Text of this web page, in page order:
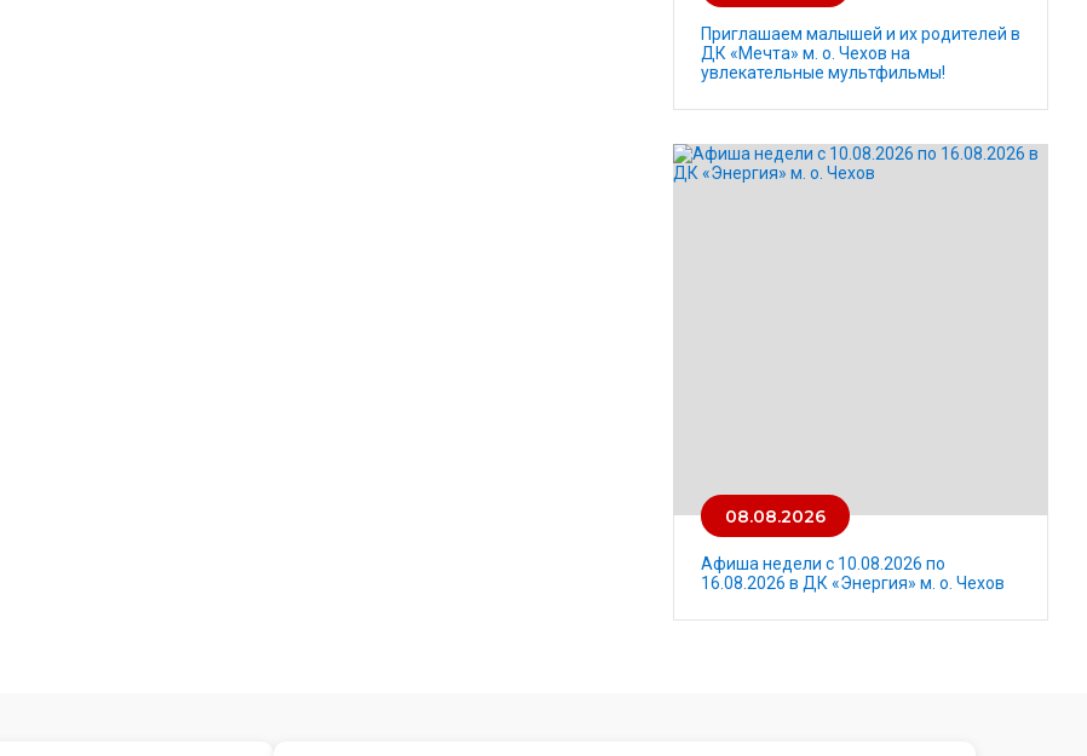
Приглашаем малышей и их родителей в
ДК «Мечта» м. о. Чехов на
увлекательные мультфильмы!
08.08.2026
Афиша недели с 10.08.2026 по
16.08.2026 в ДК «Энергия» м. о. Чехов